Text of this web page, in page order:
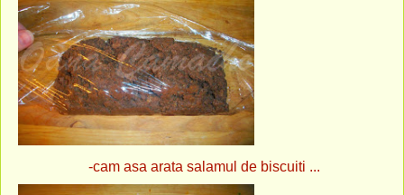
-cam asa arata salamul de biscuiti ...